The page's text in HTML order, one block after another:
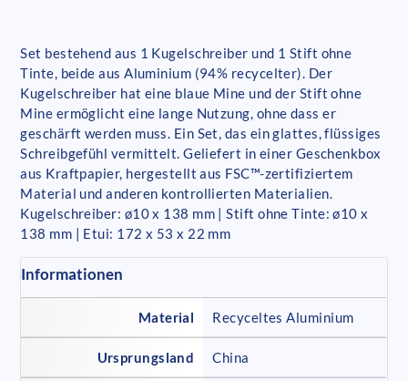
Set bestehend aus 1 Kugelschreiber und 1 Stift ohne
Tinte, beide aus Aluminium (94% recycelter). Der
Kugelschreiber hat eine blaue Mine und der Stift ohne
Mine ermöglicht eine lange Nutzung, ohne dass er
geschärft werden muss. Ein Set, das ein glattes, flüssiges
Schreibgefühl vermittelt. Geliefert in einer Geschenkbox
aus Kraftpapier, hergestellt aus FSC™-zertifiziertem
Material und anderen kontrollierten Materialien.
Kugelschreiber: ø10 x 138 mm | Stift ohne Tinte: ø10 x
138 mm | Etui: 172 x 53 x 22 mm
Informationen
Material Recyceltes Aluminium
Ursprungsland China